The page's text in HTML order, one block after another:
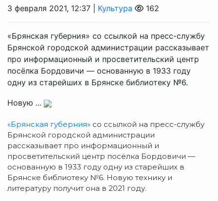
3 февраля 2021, 12:37 | Культура 162
«Брянская губерния» со ссылкой на пресс-службу
Брянской городской администрации рассказывает
про информационный и просветительский центр
посёлка Бордовичи — основанную в 1933 году
одну из старейших в Брянске библиотеку №6.
Новую ...
«Брянская губерния» со ссылкой на пресс-службу
Брянской городской администрации
рассказывает про информационный и
просветительский центр посёлка Бордовичи —
основанную в 1933 году одну из старейших в
Брянске библиотеку №6. Новую технику и
литературу получит она в 2021 году.